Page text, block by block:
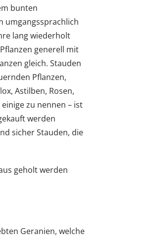
bunten
umgangssprachlich
lang wiederholt
generell mit
gleich. Stauden
Pflanzen,
Astilben, Rosen,
zu nennen – ist
werden
sicher Stauden, die
geholt werden
Geranien, welche